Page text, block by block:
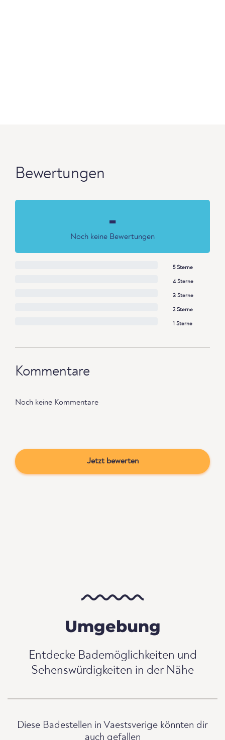
Bewertungen
-
Noch keine Bewertungen
5 Sterne
4 Sterne
3 Sterne
2 Sterne
1 Sterne
Kommentare
Noch keine Kommentare
Jetzt bewerten
Umgebung
Entdecke Bademöglichkeiten und
Sehenswürdigkeiten in der Nähe
Diese Badestellen in Vaestsverige könnten dir
auch gefallen